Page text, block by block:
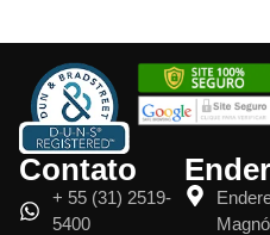
Contato
+ 55 (31) 2519-
5400